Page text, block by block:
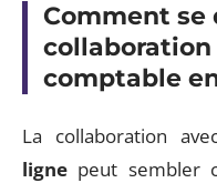
Comment se
collaboration
comptable
La collaboration
ligne peut sembler